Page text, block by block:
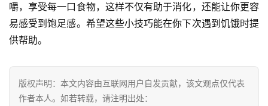
嚼，享受每一口食物，这样不仅有助于消化，还能让你更容
易感受到饱足感。希望这些小技巧能在你下次遇到饥饿时提
供帮助。
版权声明：本文内容由互联网用户自发贡献，该文观点仅代表
作者本人。如若转载，请注明出处：